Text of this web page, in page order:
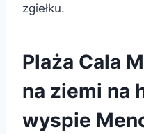
zgiełku.
Plaża Cala
na ziemi na
wyspie